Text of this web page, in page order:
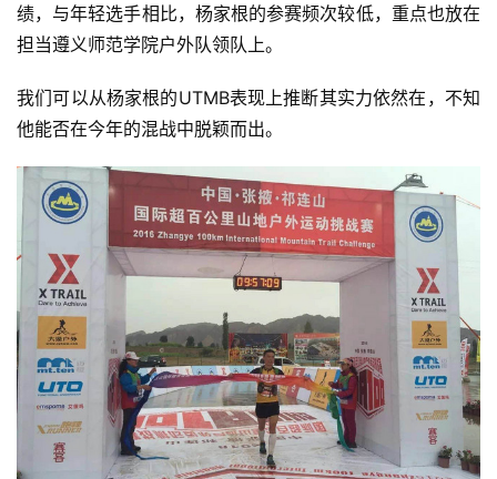
绩，与年轻选手相比，杨家根的参赛频次较低，重点也放在
担当遵义师范学院户外队领队上。
我们可以从杨家根的UTMB表现上推断其实力依然在，不知
他能否在今年的混战中脱颖而出。